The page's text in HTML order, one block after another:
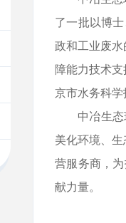
了一批以博
政和工业废
障能力技术
京市水务科学
中冶生态环
美化环境、
营服务商，
献力量。